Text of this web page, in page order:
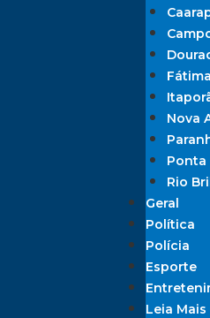
Nova
Ponta
Rio
Geral
Política
Polícia
Esporte
Leia Mais